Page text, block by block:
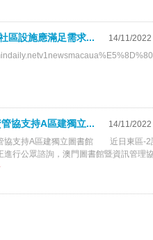
區設施應滿足需求...
14/11/2022
協支持A區建獨立...
14/11/2022
協支持A區建獨立圖書館 近日東區-2
進行公眾諮詢，澳門圖書館暨資訊管理